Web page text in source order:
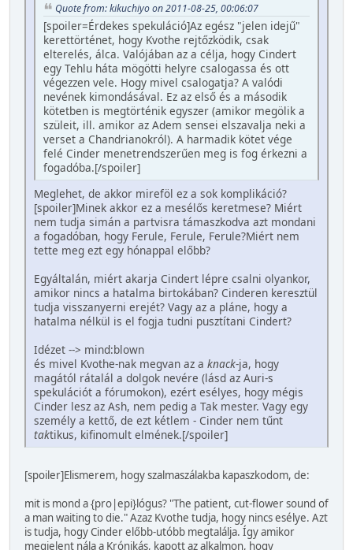
Quote from: kikuchiyo on 2011-08-25, 00:06:07
[spoiler=Érdekes spekuláció]Az egész "jelen idejű"
kerettörténet, hogy Kvothe rejtőzködik, csak
elterelés, álca. Valójában az a célja, hogy Cindert
egy Tehlu háta mögötti helyre csalogassa és ott
végezzen vele. Hogy mivel csalogatja? A valódi
nevének kimondásával. Ez az első és a második
kötetben is megtörténik egyszer (amikor megölik a
szüleit, ill. amikor az Adem sensei elszavalja neki a
verset a Chandrianokról). A harmadik kötet vége
felé Cinder menetrendszerűen meg is fog érkezni a
fogadóba.[/spoiler]
Meglehet, de akkor mireföl ez a sok komplikáció?
[spoiler]Minek akkor ez a mesélős keretmese? Miért
nem tudja simán a partvisra támaszkodva azt mondani
a fogadóban, hogy Ferule, Ferule, Ferule?Miért nem
tette meg ezt egy hónappal előbb?
Egyáltalán, miért akarja Cindert lépre csalni olyankor,
amikor nincs a hatalma birtokában? Cinderen keresztül
tudja visszanyerni erejét? Vagy az a pláne, hogy a
hatalma nélkül is el fogja tudni pusztítani Cindert?
Idézet --> mind:blown
és mivel Kvothe-nak megvan az a knack-ja, hogy
magától rátalál a dolgok nevére (lásd az Auri-s
spekulációt a fórumokon), ezért esélyes, hogy mégis
Cinder lesz az Ash, nem pedig a Tak mester. Vagy egy
személy a kettő, de ezt kétlem - Cinder nem tűnt
taktikus, kifinomult elmének.[/spoiler]
[spoiler]Elismerem, hogy szalmaszálakba kapaszkodom, de:
mit is mond a {pro|epi}lógus? "The patient, cut-flower sound of
a man waiting to die." Azaz Kvothe tudja, hogy nincs esélye. Azt
is tudja, hogy Cinder előbb-utóbb megtalálja. Így amikor
megjelent nála a Krónikás, kapott az alkalmon, hogy